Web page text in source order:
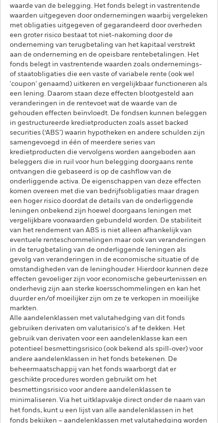
waarde van de belegging. Het fonds belegt in vastrentende
waarden uitgegeven door ondernemingen waarbij vergeleken
met obligaties uitgegeven of gegarandeerd door overheden
een groter risico bestaat tot niet-nakoming door de
onderneming van terugbetaling van het kapitaal verstrekt
aan de onderneming en de opeisbare rentebetalingen. Het
fonds belegt in vastrentende waarden zoals ondernemings-
of staatobligaties die een vaste of variabele rente (ook wel
'coupon' genaamd) uitkeren en vergelijkbaar functioneren als
een lening. Daarom staan deze effecten blootgesteld aan
veranderingen in de rentevoet wat de waarde van de
gehouden effecten beïnvloedt. De fondsen kunnen beleggen
in gestructureerde kredietproducten zoals asset backed
securities (‘ABS’) waarin hypotheken en andere schulden zijn
samengevoegd in één of meerdere series van
kredietproducten die vervolgens worden aangeboden aan
beleggers die in ruil voor hun belegging doorgaans rente
ontvangen die gebaseerd is op de cashflow van de
onderliggende activa. De eigenschappen van deze effecten
komen overeen met die van bedrijfsobligaties maar dragen
een hoger risico doordat de details van de onderliggende
leningen onbekend zijn hoewel doorgaans leningen met
vergelijkbare voorwaarden gebundeld worden. De stabiliteit
van het rendement van ABS is niet alleen afhankelijk van
eventuele renteschommelingen maar ook van veranderingen
in de terugbetaling van de onderliggende leningen als
gevolg van veranderingen in de economische situatie of de
omstandigheden van de leninghouder. Hierdoor kunnen deze
effecten gevoeliger zijn voor economische gebeurtenissen en
onderhevig zijn aan sterke koersschommelingen en kan het
duurder en/of moeilijker zijn om ze te verkopen in moeilijke
markten.
Alle aandelenklassen met valutahedging van dit fonds
gebruiken derivaten om valutarisico's af te dekken. Het
gebruik van derivaten voor een aandelenklasse kan een
potentieel besmettingsrisico (ook bekend als spill-over) voor
andere aandelenklassen in het fonds betekenen. De
beheermaatschappij van het fonds waarborgt dat er
geschikte procedures worden gebruikt om het
besmettingsrisico voor andere aandelenklassen te
minimaliseren. Via het uitklapvakje direct onder de naam van
het fonds, kunt u een lijst van alle aandelenklassen in het
fonds bekijken – aandelenklassen met valutahedging worden